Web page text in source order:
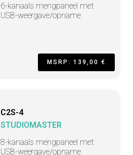
6-kanaals mengpaneel met
USB-weergave/opname
MSRP: 139,00 €
C2S-4
STUDIOMASTER
8-kanaals mengpaneel met
USB-weergave/opname